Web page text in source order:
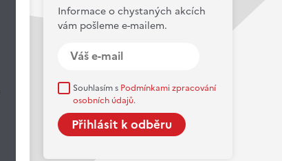
Informace o chystaných akcích
vám pošleme e-mailem.
Souhlasím s Podmínkami zpracování
osobních údajů.